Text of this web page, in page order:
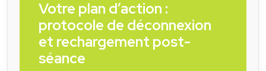
Votre plan d’action :
protocole de déconnexion
et rechargement post-
séance